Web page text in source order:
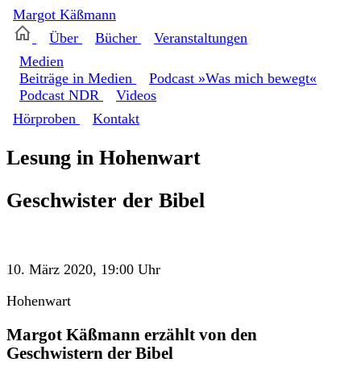
Margot Käßmann
Über
Bücher
Veranstaltungen
Medien
Beiträge in Medien
Podcast »Was mich bewegt«
Podcast NDR
Videos
Hörproben
Kontakt
Lesung in Hohenwart
Geschwister der Bibel
10. März 2020, 19:00 Uhr
Hohenwart
Margot Käßmann erzählt von den
Geschwistern der Bibel